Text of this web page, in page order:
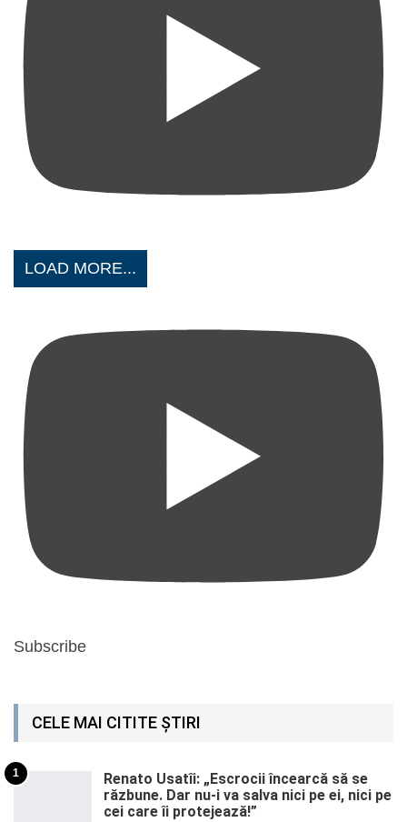
LOAD MORE...
Subscribe
CELE MAI CITITE ȘTIRI
1
Renato Usatîi: „Escrocii încearcă să se
răzbune. Dar nu-i va salva nici pe ei, nici pe
cei care îi protejează!”